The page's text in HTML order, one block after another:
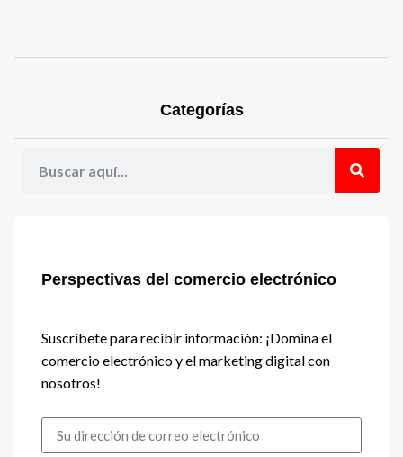
Categorías
Perspectivas del comercio electrónico
Suscríbete para recibir información: ¡Domina el
comercio electrónico y el marketing digital con
nosotros!